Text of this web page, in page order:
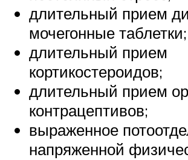
длительный прием
мочегонные таблетки;
длительный прием
кортикостероидов;
длительный прием
контрацептивов;
выраженное
напряженной